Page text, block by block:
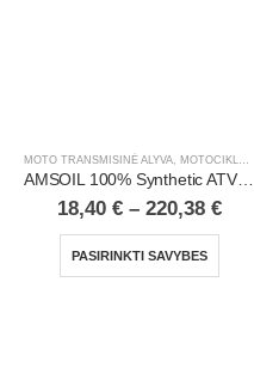
MOTO TRANSMISINĖ ALYVA, MOTOCIKLAI, ATV/UTV
AMSOIL 100% Synthetic ATV/UTV Transmission & Differential Fluid
18,40 € – 220,38 €
PASIRINKTI SAVYBES